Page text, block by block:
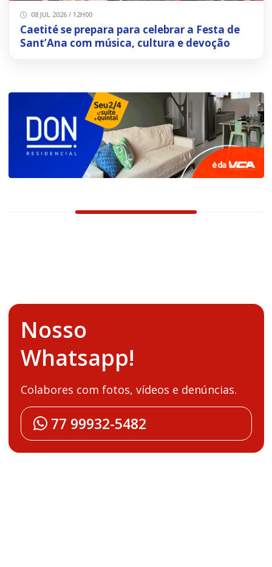
08 JUL 2026 / 12H00
Caetité se prepara para celebrar a Festa de
Sant’Ana com música, cultura e devoção
Nosso
Whatsapp!
Colabores com fotos, vídeos e denúncias.
77 99932-5482